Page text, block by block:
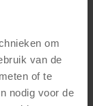
om
van de
of te
nodig voor de
leveren
locatie.